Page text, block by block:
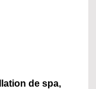
de spa,